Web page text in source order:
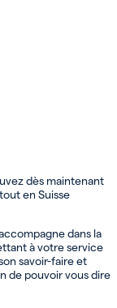
dès maintenant
en Suisse
dans la
à votre service
savoir-faire et
de pouvoir vous dire